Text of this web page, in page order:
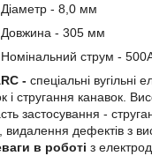
Діаметр - 8,0 мм
Довжина - 305 мм
Номінальний струм -
- спеціальні
і стругання канавок.
застосування -
видалення дефектів з
в роботі з